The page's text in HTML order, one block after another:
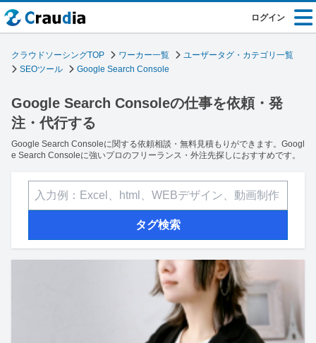
ログイン
クラウドソーシングTOP ワーカー一覧
ユーザータグ・カテゴリ一覧
SEOツール
Google Search Console
Google Search Consoleの仕事を依頼・発
注・代行する
Google Search Consoleに関する依頼相談・無料見積もりができます。Googl
e Search Consoleに強いプロのフリーランス・外注先探しにおすすめです。
タグ検索